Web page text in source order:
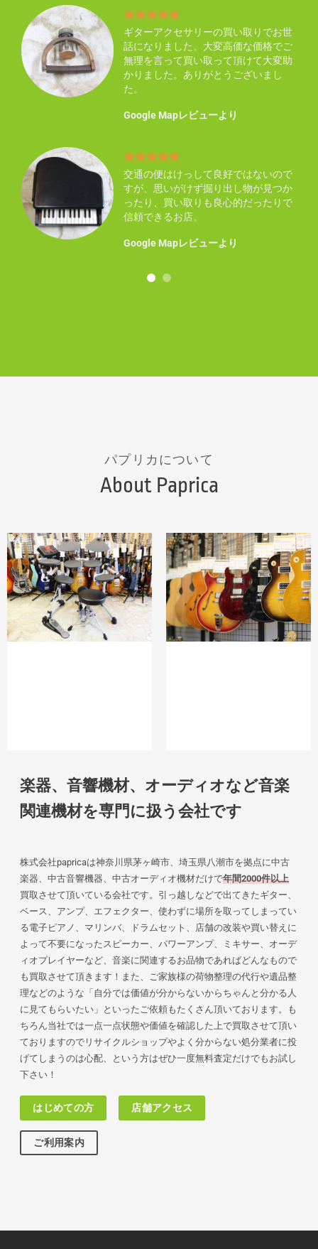
ギターアクセサリーの買い取りでお世
話になりました。大変高価な価格でご
無理を言って買い取って頂けて大変助
かりました。ありがとうございまし
た。
Google Mapレビューより
交通の便はけっして良好ではないので
すが、思いがけず掘り出し物が見つか
ったり、買い取りも良心的だったりで
信頼できるお店。
Google Mapレビューより
パプリカについて
About Paprica
楽器、音響機材、オーディオなど音楽
関連機材を専門に扱う会社です
株式会社papricaは神奈川県茅ヶ崎市、埼玉県八潮市を拠点に中古
楽器、中古音響機器、中古オーディオ機材だけで年間2000件以上
買取させて頂いている会社です。引っ越しなどで出てきたギター、
ベース、アンプ、エフェクター、使わずに場所を取ってしまってい
る電子ピアノ、マリンバ、ドラムセット、店舗の改装や買い替えに
よって不要になったスピーカー、パワーアンプ、ミキサー、オーデ
ィオプレイヤーなど、音楽に関連するお品物であればどんなもので
も買取させて頂きます！また、ご家族様の荷物整理の代行や遺品整
理などのような「自分では価値が分からないからちゃんと分かる人
に見てもらいたい」といったご依頼もたくさん頂いております。も
ちろん当社では一点一点状態や価値を確認した上で買取させて頂い
ておりますのでリサイクルショップやよく分からない処分業者に投
げてしまうのは心配、という方はぜひ一度無料査定だけでもお試し
下さい！
はじめての方 店舗アクセス
ご利用案内